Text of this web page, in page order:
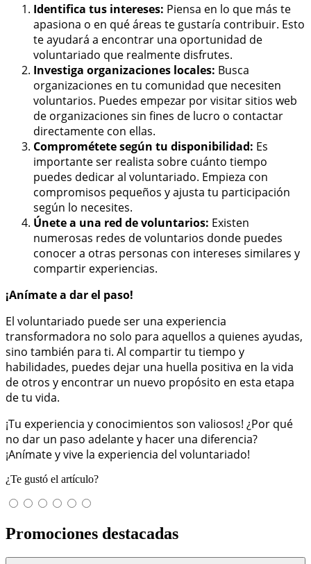
Identifica tus intereses: Piensa en lo que más te
apasiona o en qué áreas te gustaría contribuir. Esto
te ayudará a encontrar una oportunidad de
voluntariado que realmente disfrutes.
Investiga organizaciones locales: Busca
organizaciones en tu comunidad que necesiten
voluntarios. Puedes empezar por visitar sitios web
de organizaciones sin fines de lucro o contactar
directamente con ellas.
Comprométete según tu disponibilidad: Es
importante ser realista sobre cuánto tiempo
puedes dedicar al voluntariado. Empieza con
compromisos pequeños y ajusta tu participación
según lo necesites.
Únete a una red de voluntarios: Existen
numerosas redes de voluntarios donde puedes
conocer a otras personas con intereses similares y
compartir experiencias.
¡Anímate a dar el paso!
El voluntariado puede ser una experiencia
transformadora no solo para aquellos a quienes ayudas,
sino también para ti. Al compartir tu tiempo y
habilidades, puedes dejar una huella positiva en la vida
de otros y encontrar un nuevo propósito en esta etapa
de tu vida.
¡Tu experiencia y conocimientos son valiosos! ¿Por qué
no dar un paso adelante y hacer una diferencia?
¡Anímate y vive la experiencia del voluntariado!
¿Te gustó el artículo?
Promociones destacadas